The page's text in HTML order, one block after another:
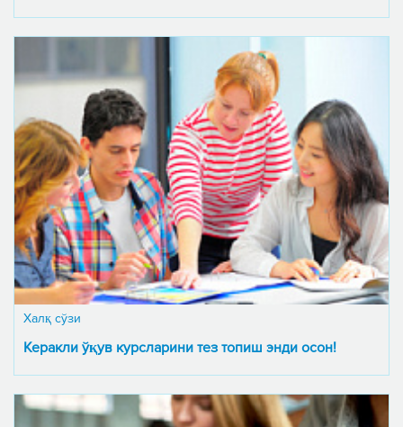
Халқ сўзи
Керакли ўқув курсларини тез топиш энди осон!